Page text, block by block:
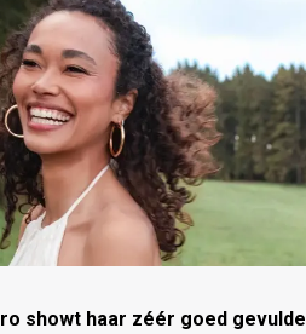
showt haar zéér goed gevulde